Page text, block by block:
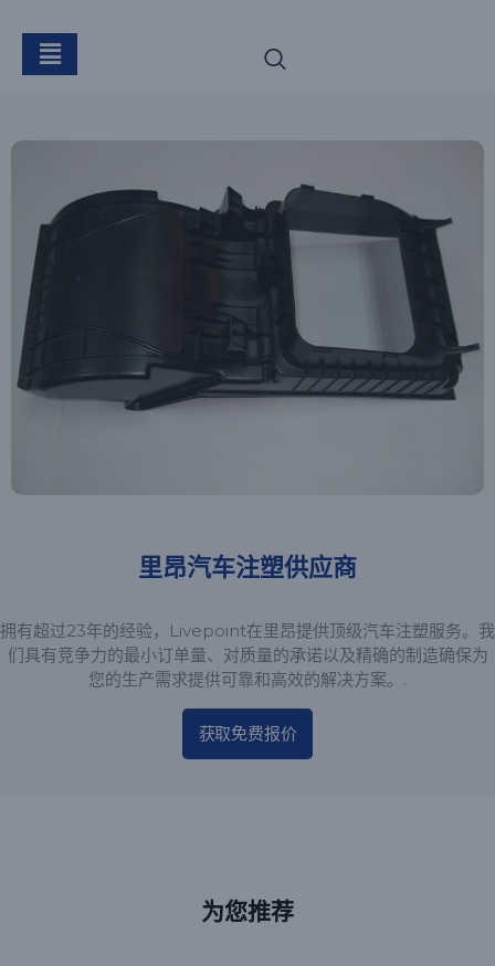
里昂汽车注塑供应商
拥有超过23年的经验，Livepoint在里昂提供顶级汽车注塑服务。我
们具有竞争力的最小订单量、对质量的承诺以及精确的制造确保为
您的生产需求提供可靠和高效的解决方案。.
获取免费报价
为您推荐